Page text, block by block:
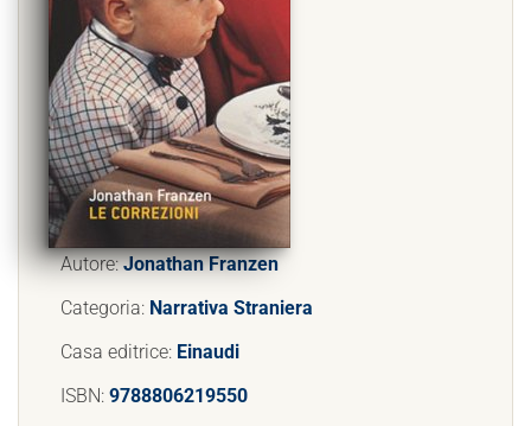
Autore:Jonathan Franzen
Categoria: Narrativa Straniera
Casa editrice: Einaudi
ISBN: 9788806219550